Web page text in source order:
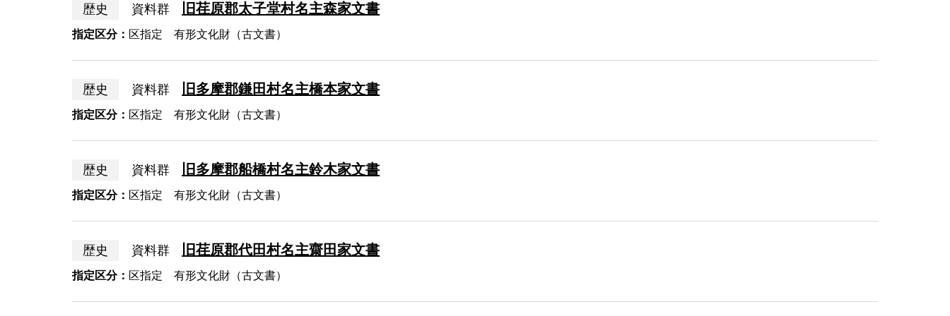
歴史 資料群 旧荏原郡太子堂村名主森家文書
指定区分： 区指定 有形文化財（古文書）
歴史 資料群 旧多摩郡鎌田村名主橋本家文書
指定区分： 区指定 有形文化財（古文書）
歴史 資料群 旧多摩郡船橋村名主鈴木家文書
指定区分： 区指定 有形文化財（古文書）
歴史 資料群 旧荏原郡代田村名主齋田家文書
指定区分： 区指定 有形文化財（古文書）